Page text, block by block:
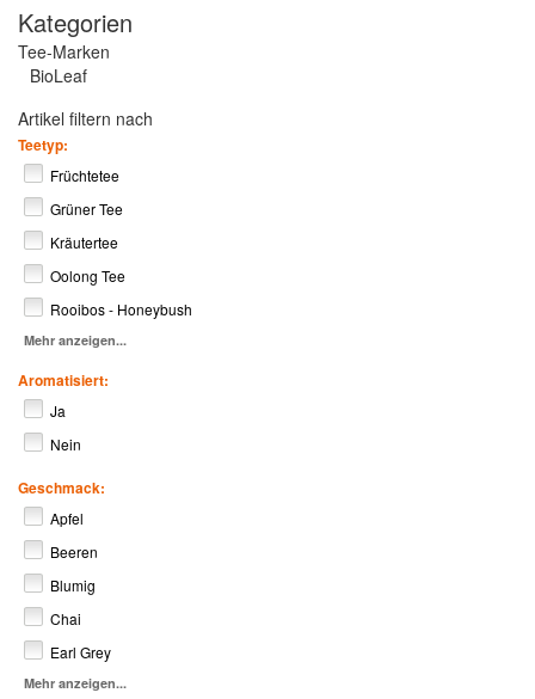
Kategorien
Tee-Marken
BioLeaf
Artikel filtern nach
Teetyp:
Früchtetee
Grüner Tee
Kräutertee
Oolong Tee
Rooibos - Honeybush
Mehr anzeigen...
Aromatisiert:
Ja
Nein
Geschmack:
Apfel
Beeren
Blumig
Chai
Earl Grey
Mehr anzeigen...